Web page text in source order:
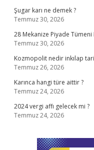
Şugar karı ne demek ?
Temmuz 30, 2026
28 Mekanize Piyade Tümeni
Temmuz 30, 2026
Kozmopolit nedir inkılap
Temmuz 26, 2026
Karınca hangi türe aittir ?
Temmuz 24, 2026
2024 vergi affı gelecek mi ?
Temmuz 24, 2026